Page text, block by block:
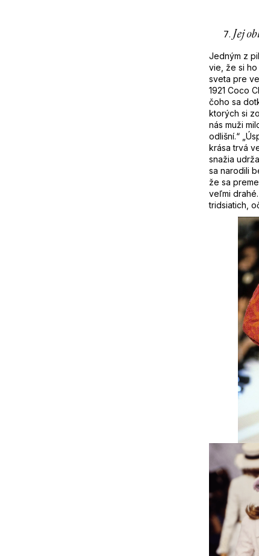
Jej
Jedným z
vie, že si
sveta pre
1921 Coco
čoho sa
ktorých si
nás muži
odlišní.“
krása trvá
snažia
sa narodili
že sa
veľmi
tridsiatich,